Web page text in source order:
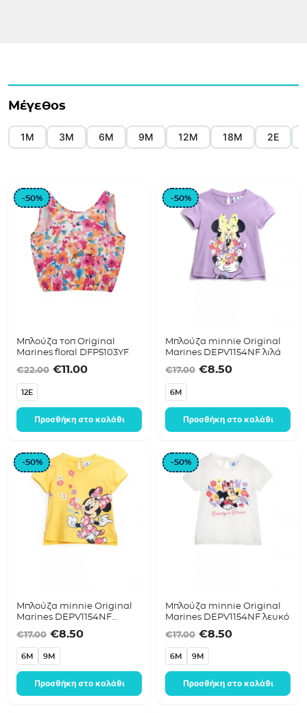
Μέγεθος
1M 3Μ 6Μ 9Μ 12Μ 18Μ 2Ε
-50%
Μπλούζα τοπ Original
Marines floral DFP5103YF
€22.00 Original price was: €22.00.
€11.00Η τρέχουσα τιμή είναι: €11.00.
12E
Προσθήκη στο καλάθι
-50%
Μπλούζα minnie Original
Marines DEPV1154NF λιλά
€17.00 Original price
€8.50Η τρέχουσα
6M
Προσθήκη στο καλάθι
-50%
Μπλούζα minnie Original
Marines DEPV1154NF
€17.00 Original price was: €17.00.
€8.50Η τρέχουσα τιμή είναι: €8.50.
6M 9M
Προσθήκη στο καλάθι
-50%
Μπλούζα minnie Original
Marines DEPV1154NF λευκό
€17.00 Original price
€8.50Η τρέχουσα
6M 9M
Προσθήκη στο καλάθι